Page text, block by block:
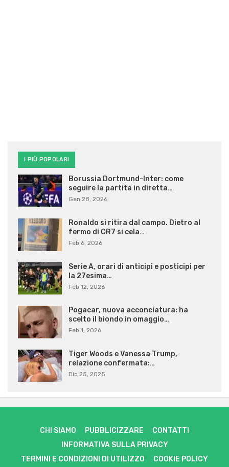
I PIÙ POPOLARI
Borussia Dortmund-Inter: come
seguire la partita in diretta…
Gen 28, 2026
Ronaldo si ritira dal campo. Dietro al
fermo di CR7 si cela…
Feb 6, 2026
Serie A, orari di anticipi e posticipi per
la 27esima…
Feb 12, 2026
Pogacar, nuova acconciatura: ha
scelto il biondo in omaggio…
Feb 1, 2026
Tiger Woods e Vanessa Trump,
relazione confermata:…
Dic 25, 2025
CHI SIAMO PUBBLICIZZARE
CONTATTI
INFORMATIVA SULLA PRIVACY
TERMINI E CONDIZIONI DI UTILIZZO
COOKIE POLICY